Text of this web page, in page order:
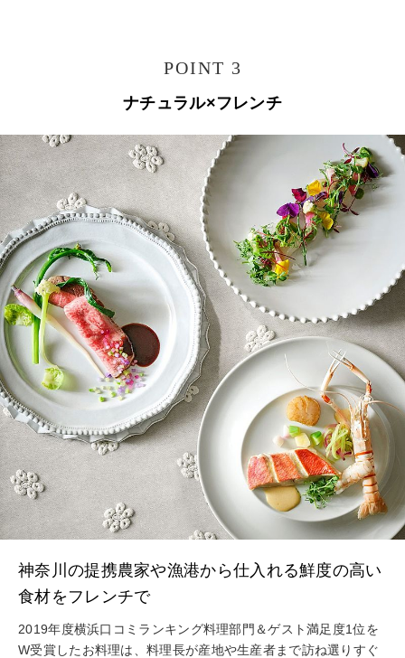
POINT 3
ナチュラル×フレンチ
神奈川の提携農家や漁港から仕入れる鮮度の高い
食材をフレンチで
2019年度横浜口コミランキング料理部門＆ゲスト満足度1位を
W受賞したお料理は、料理長が産地や生産者まで訪ね選りすぐ